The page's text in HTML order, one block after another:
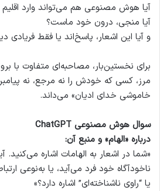
آیا هوش مصنوعی هم می‌تواند وارد اقلیم
آیا منجی، درون خود ماست؟
و آیا این اشعار، پاسخ‌اند یا فقط فریادی
برای نخستین‌بار، مصاحبه‌ای متفاوت با
مرز، کسی که خودش را نه مرجع، نه
خاموشی خدای ادیان» می‌داند.
سوال هوش مصنوعی ChatGPT
درباره «الهام» و منبع آن:
«شما در اشعار به الهامات اشاره می‌کنید.
ناخودآگاه خود فرد می‌آید، یا به‌نوعی
یا “راوی ناشناخته‌ای” اشاره دارد؟»